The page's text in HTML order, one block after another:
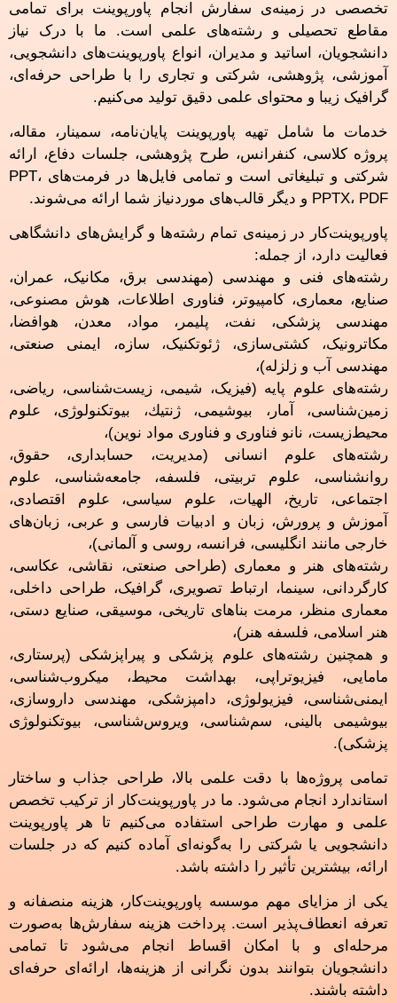
تخصصی در زمینه‌ی سفارش انجام پاورپوینت برای تمامی
مقاطع تحصیلی و رشته‌های علمی است. ما با درک نیاز
دانشجویان، اساتید و مدیران، انواع پاورپوینت‌های دانشجویی،
آموزشی، پژوهشی، شرکتی و تجاری را با طراحی حرفه‌ای،
گرافیک زیبا و محتوای علمی دقیق تولید می‌کنیم.
خدمات ما شامل تهیه پاورپوینت پایان‌نامه، سمینار، مقاله،
پروژه کلاسی، کنفرانس، طرح پژوهشی، جلسات دفاع، ارائه
شرکتی و تبلیغاتی است و تمامی فایل‌ها در فرمت‌های PPT،
PPTX، PDF و دیگر قالب‌های موردنیاز شما ارائه می‌شوند.
پاورپوینت‌کار در زمینه‌ی تمام رشته‌ها و گرایش‌های دانشگاهی
فعالیت دارد، از جمله:
رشته‌های فنی و مهندسی (مهندسی برق، مکانیک، عمران،
صنایع، معماری، کامپیوتر، فناوری اطلاعات، هوش مصنوعی،
مهندسی پزشکی، نفت، پلیمر، مواد، معدن، هوافضا،
مکاترونیک، کشتی‌سازی، ژئوتکنیک، سازه، ایمنی صنعتی،
مهندسی آب و زلزله)،
رشته‌های علوم پایه (فیزیک، شیمی، زیست‌شناسی، ریاضی،
زمین‌شناسی، آمار، بيوشيمی، ژنتيك، بيوتكنولوژی، علوم
محیط‌زیست، نانو فناوری و فناوری مواد نوین)،
رشته‌های علوم انسانی (مدیریت، حسابداری، حقوق،
روانشناسی، علوم تربیتی، فلسفه، جامعه‌شناسی، علوم
اجتماعی، تاریخ، الهیات، علوم سیاسی، علوم اقتصادی،
آموزش و پرورش، زبان و ادبیات فارسی و عربی، زبان‌های
خارجی مانند انگلیسی، فرانسه، روسی و آلمانی)،
رشته‌های هنر و معماری (طراحی صنعتی، نقاشی، عکاسی،
کارگردانی، سینما، ارتباط تصویری، گرافیک، طراحی داخلی،
معماری منظر، مرمت بناهای تاریخی، موسیقی، صنایع دستی،
هنر اسلامی، فلسفه هنر)،
و همچنین رشته‌های علوم پزشکی و پیراپزشکی (پرستاری،
مامایی، فیزیوتراپی، بهداشت محیط، میکروب‌شناسی،
ایمنی‌شناسی، فیزیولوژی، دامپزشکی، مهندسی داروسازی،
بیوشیمی بالینی، سم‌شناسی، ویروس‌شناسی، بیوتکنولوژی
پزشکی).
تمامی پروژه‌ها با دقت علمی بالا، طراحی جذاب و ساختار
استاندارد انجام می‌شود. ما در پاورپوینت‌کار از ترکیب تخصص
علمی و مهارت طراحی استفاده می‌کنیم تا هر پاورپوینت
دانشجویی یا شرکتی را به‌گونه‌ای آماده کنیم که در جلسات
ارائه، بیشترین تأثیر را داشته باشد.
یکی از مزایای مهم موسسه پاورپوینت‌کار، هزینه منصفانه و
تعرفه انعطاف‌پذیر است. پرداخت هزینه سفارش‌ها به‌صورت
مرحله‌ای و با امکان اقساط انجام می‌شود تا تمامی
دانشجویان بتوانند بدون نگرانی از هزینه‌ها، ارائه‌ای حرفه‌ای
داشته باشند.